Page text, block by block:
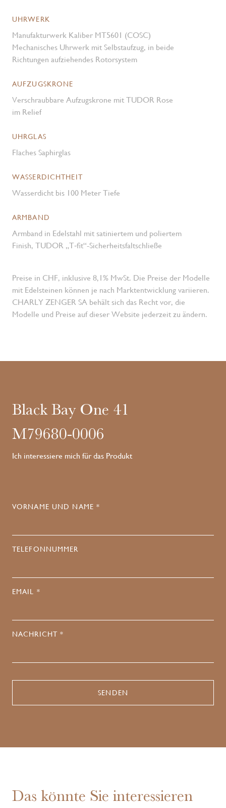
UHRWERK
Manufakturwerk Kaliber MT5601 (COSC)
Mechanisches Uhrwerk mit Selbstaufzug, in beide
Richtungen aufziehendes Rotorsystem
AUFZUGSKRONE
Verschraubbare Aufzugskrone mit TUDOR Rose
im Relief
UHRGLAS
Flaches Saphirglas
WASSERDICHTHEIT
Wasserdicht bis 100 Meter Tiefe
ARMBAND
Armband in Edelstahl mit satiniertem und poliertem
Finish, TUDOR „T‑fit“-Sicherheitsfaltschließe
Preise in CHF, inklusive 8,1% MwSt. Die Preise der Modelle
mit Edelsteinen können je nach Marktentwicklung variieren.
CHARLY ZENGER SA behält sich das Recht vor, die
Modelle und Preise auf dieser Website jederzeit zu ändern.
Black Bay One 41
M79680-0006
Ich interessiere mich für das Produkt
VORNAME UND NAME *
TELEFONNUMMER
EMAIL *
NACHRICHT *
Das könnte Sie interessieren